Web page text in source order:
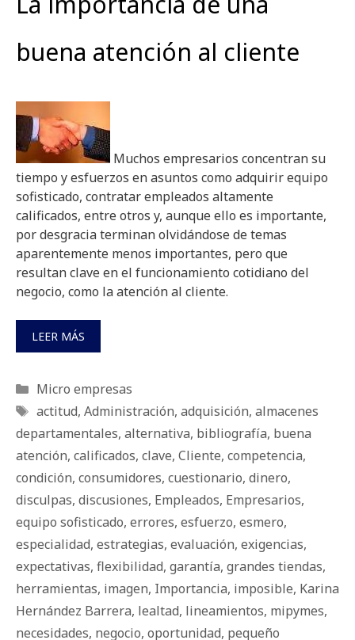
buena atención al cliente
Muchos empresarios concentran su
tiempo y esfuerzos en asuntos como adquirir equipo
sofisticado, contratar empleados altamente
calificados, entre otros y, aunque ello es importante,
por desgracia terminan olvidándose de temas
aparentemente menos importantes, pero que
resultan clave en el funcionamiento cotidiano del
negocio, como la atención al cliente.
LEER MÁS
Categorías
Micro empresas
Etiquetas
actitud, Administración, adquisición, almacenes
departamentales, alternativa, bibliografía, buena
atención, calificados, clave, Cliente, competencia,
condición, consumidores, cuestionario, dinero,
disculpas, discusiones, Empleados, Empresarios,
equipo sofisticado, errores, esfuerzo, esmero,
especialidad, estrategias, evaluación, exigencias,
expectativas, fle­xi­bi­li­dad, garantía, grandes tiendas,
herramientas, imagen, Importancia, imposible, Karina
Hernández Barrera, lealtad, lineamientos, mipymes,
necesidades, negocio, oportunidad, pequeño